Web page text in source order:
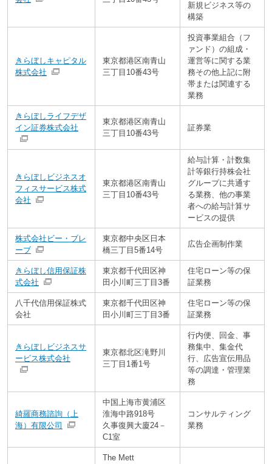
新規ビジネス等の
構築
きらぼしキャピタル
株式会社
東京都港区南青山
三丁目10番43号
投資事業組合（フ
ァンド）の組成・
運営等に関する業
務その他上記に附
帯または関連する
業務
きらぼしライフデザ
イン証券株式会社
東京都港区南青山
三丁目10番43号
証券業
きらぼしビジネスオ
フィスサービス株式
会社
東京都港区南青山
三丁目10番43号
給与計算・計数集
計等銀行持株会社
グループに共通す
る業務、他の事業
者への給与計算サ
ービスの提供
株式会社ビー・ブレ
ーブ
東京都中央区日本
橋三丁目5番14号
広告企画制作業
きらぼし信用保証株
式会社
東京都千代田区神
田小川町三丁目3番
住宅ローン等の保
証業務
八千代信用保証株式
会社
東京都千代田区神
田小川町三丁目3番
住宅ローン等の保
証業務
きらぼしビジネスサ
ービス株式会社
東京都北区滝野川
三丁目1番1号
行内便、回金、事
務集中、集金代
行、広告宣伝用品
等の調達・管理業
務
綺羅商務諮詢（上
海）有限公司
中国上海市黄浦区
淮海中路918号
久事復興大廈24－
C1室
コンサルティング
業務
The Mett